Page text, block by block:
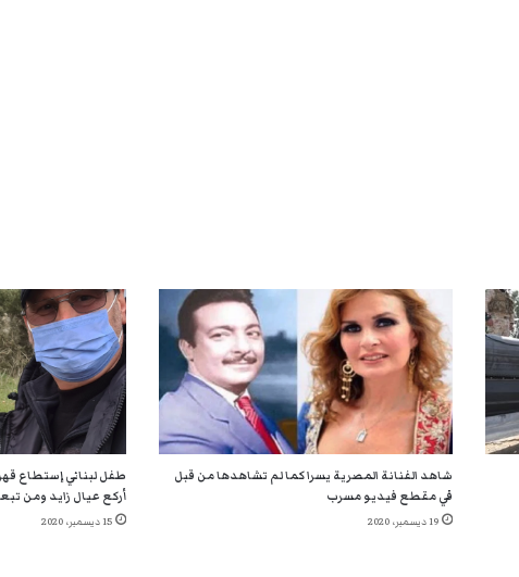
شاهد الفنانة المصرية يسرا كما لم تشاهدها من قبل
في مقطع فيديو مسرب
19 ديسمبر، 2020
طفل لبناني إستطاع
أركع عيال زايد ومن
15 ديسمبر، 2020